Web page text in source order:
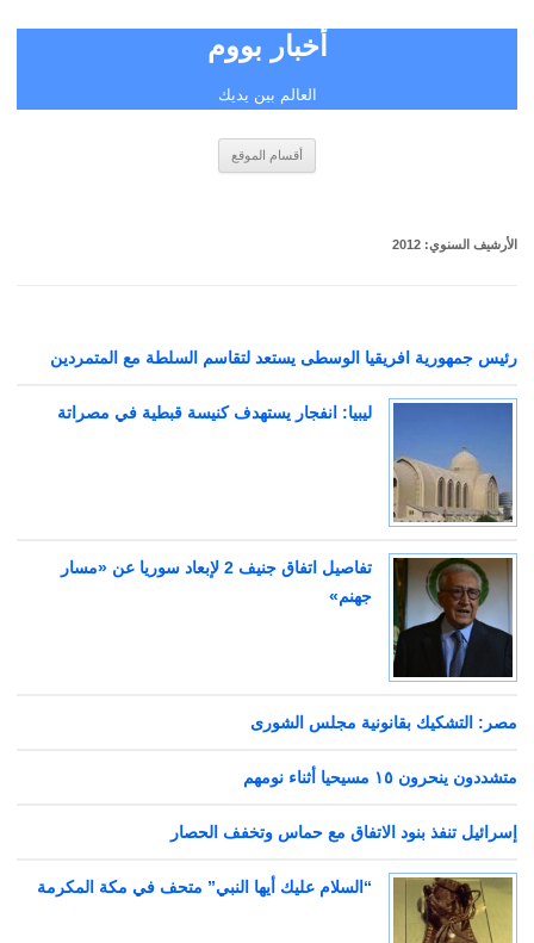
أخبار بووم
العالم بين يديك
أقسام الموقع
الأرشيف السنوي: 2012
رئيس جمهورية افريقيا الوسطى يستعد لتقاسم السلطة مع المتمردين
ليبيا: انفجار يستهدف كنيسة قبطية في مصراتة
تفاصيل اتفاق جنيف 2 لإبعاد سوريا عن «مسار
جهنم»
مصر: التشكيك بقانونية مجلس الشورى
متشددون ينحرون ١٥ مسيحيا أثناء نومهم
إسرائيل تنفذ بنود الاتفاق مع حماس وتخفف الحصار
“السلام عليك أيها النبي” متحف في مكة المكرمة